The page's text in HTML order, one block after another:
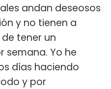
andan deseosos
y no tienen a
tener un
semana. Yo he
días haciendo
y por